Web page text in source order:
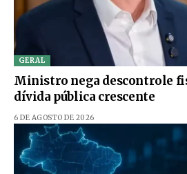
GERAL
Ministro nega descontrole
dívida pública crescente
6 DE AGOSTO DE 2026